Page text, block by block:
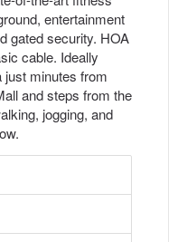
entertainment
gated security. HOA
cable. Ideally
just minutes from
and steps from the
jogging, and